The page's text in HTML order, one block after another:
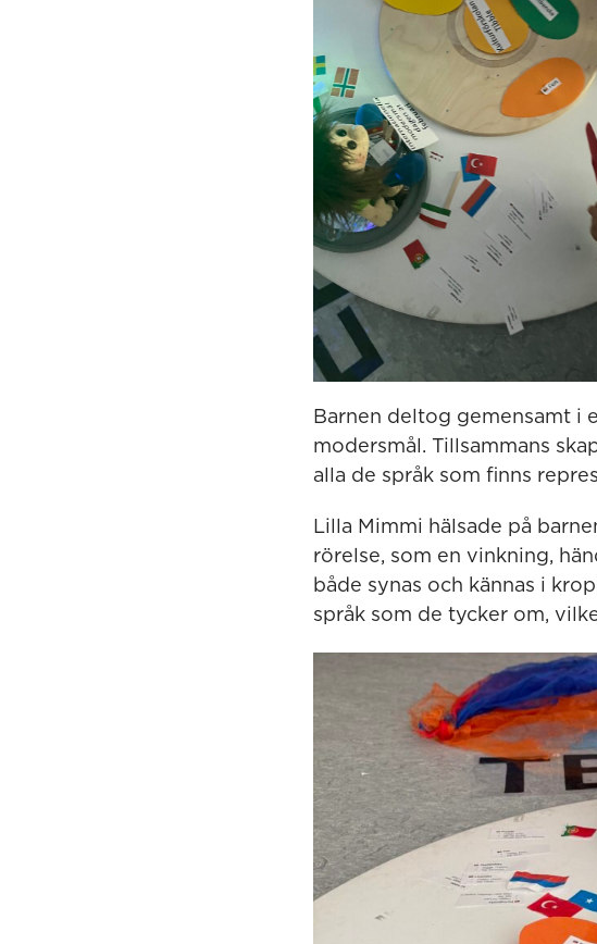
Barnen deltog gemensamt i
modersmål. Tillsammans
alla de språk som finns
Lilla Mimmi hälsade på
rörelse, som en vinkning,
både synas och kännas i
språk som de tycker om,